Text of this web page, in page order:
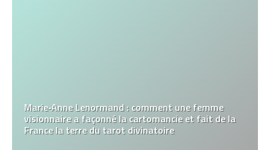
Marie‑Anne Lenormand : comment une femme
visionnaire a façonné la cartomancie et fait de la
France la terre du tarot divinatoire